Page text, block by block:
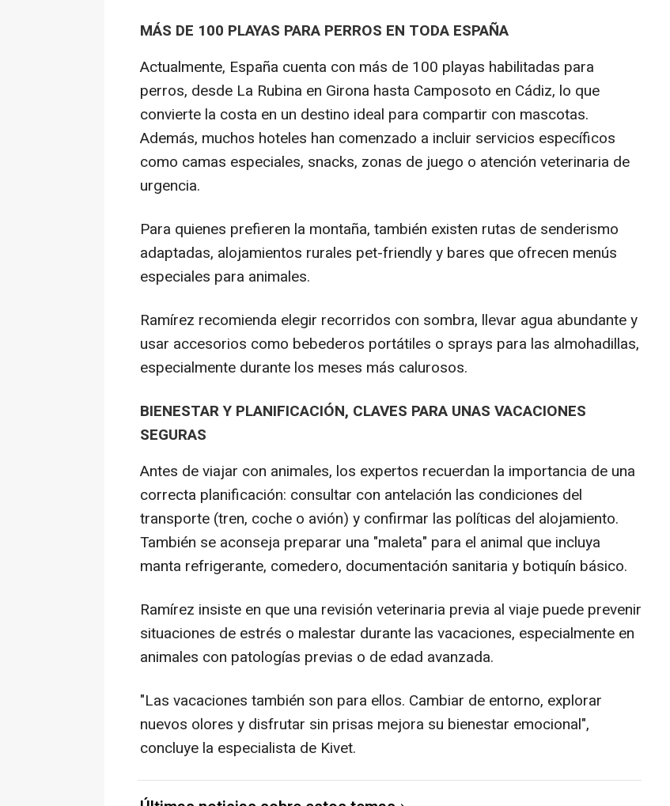
MÁS DE 100 PLAYAS PARA PERROS EN TODA ESPAÑA
Actualmente, España cuenta con más de 100 playas habilitadas para
perros, desde La Rubina en Girona hasta Camposoto en Cádiz, lo que
convierte la costa en un destino ideal para compartir con mascotas.
Además, muchos hoteles han comenzado a incluir servicios específicos
como camas especiales, snacks, zonas de juego o atención veterinaria de
urgencia.
Para quienes prefieren la montaña, también existen rutas de senderismo
adaptadas, alojamientos rurales pet-friendly y bares que ofrecen menús
especiales para animales.
Ramírez recomienda elegir recorridos con sombra, llevar agua abundante y
usar accesorios como bebederos portátiles o sprays para las almohadillas,
especialmente durante los meses más calurosos.
BIENESTAR Y PLANIFICACIÓN, CLAVES PARA UNAS VACACIONES
SEGURAS
Antes de viajar con animales, los expertos recuerdan la importancia de una
correcta planificación: consultar con antelación las condiciones del
transporte (tren, coche o avión) y confirmar las políticas del alojamiento.
También se aconseja preparar una "maleta" para el animal que incluya
manta refrigerante, comedero, documentación sanitaria y botiquín básico.
Ramírez insiste en que una revisión veterinaria previa al viaje puede prevenir
situaciones de estrés o malestar durante las vacaciones, especialmente en
animales con patologías previas o de edad avanzada.
"Las vacaciones también son para ellos. Cambiar de entorno, explorar
nuevos olores y disfrutar sin prisas mejora su bienestar emocional",
concluye la especialista de Kivet.